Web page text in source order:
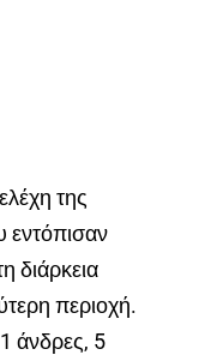
της
εντόπισαν
διάρκεια
περιοχή.
άνδρες, 5